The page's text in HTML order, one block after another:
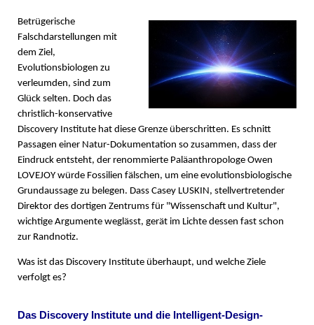
Betrügerische
Falschdarstellungen mit
dem Ziel,
Evolutionsbiologen zu
verleumden, sind zum
Glück selten. Doch das
christlich-konservative
Discovery Institute hat diese Grenze überschritten. Es schnitt
Passagen einer Natur-Dokumentation so zusammen, dass der
Eindruck entsteht, der renommierte Paläanthropologe Owen
LOVEJOY würde Fossilien fälschen, um eine evolutionsbiologische
Grundaussage zu belegen. Dass Casey LUSKIN, stellvertretender
Direktor des dortigen Zentrums für "Wissenschaft und Kultur",
wichtige Argumente weglässt, gerät im Lichte dessen fast schon
zur Randnotiz.
Was ist das Discovery Institute überhaupt, und welche Ziele
verfolgt es?
Das Discovery Institute und die Intelligent-Design-